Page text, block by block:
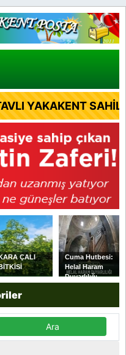
YAKAKENT
ÇALI
Cuma Hutbesi:
Helal Haram
Duyarlılığı
×